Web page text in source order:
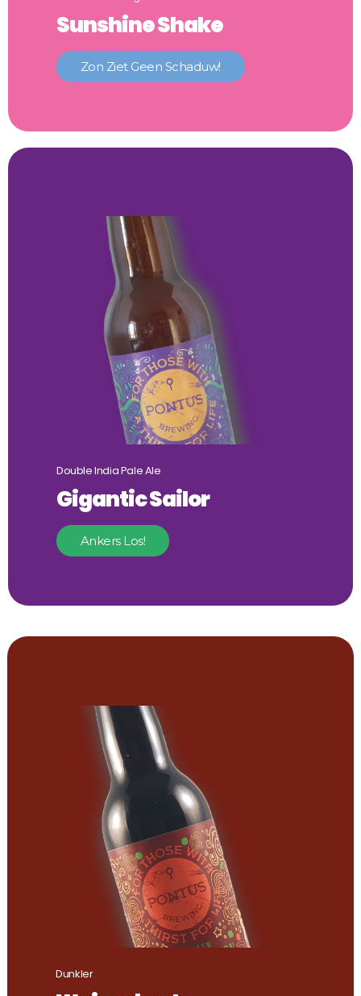
Sunshine Shake
Zon Ziet Geen Schaduw!
Double India Pale Ale
Gigantic Sailor
Ankers Los!
Dunkler